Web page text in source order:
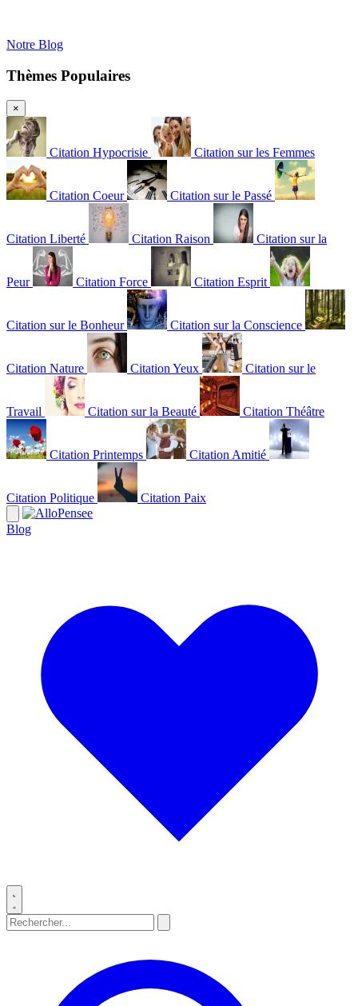
Notre Blog
Thèmes Populaires
×
Citation Hypocrisie Citation sur les Femmes
Citation Coeur Citation sur le Passé
Citation Liberté Citation Raison Citation sur la
Peur Citation Force Citation Esprit
Citation sur le Bonheur Citation sur la Conscience
Citation Nature Citation Yeux Citation sur le
Travail Citation sur la Beauté Citation Théâtre
Citation Printemps Citation Amitié
Citation Politique Citation Paix
Blog